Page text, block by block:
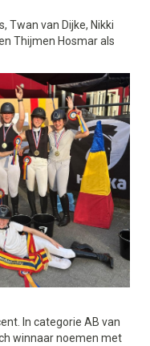
Twan van Dijke, Nikki
Thijmen Hosmar als
In categorie AB van
winnaar noemen met